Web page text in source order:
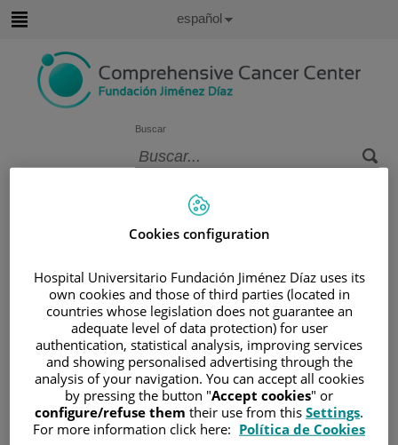
contenido
Buscar
Idioma
Español
ÁREA DEL PACIENTE
INFORMACIÓN Y SOPORTE AL PACIENTE
/
TIPOS DE CÁNCER
ÁREA DE CÁNCER GINECOLÓGICO
/ÚTERO/TRATAMIENTO
Tratamiento
El principal tratamiento para el cáncer de útero es una
cirugía (histerectomía), en la que se extirpa el útero, las
Cookies configuration
Hospital Universitario Fundación Jiménez Díaz uses its
own cookies and those of third parties (located in
countries whose legislation does not guarantee an
adequate level of data protection) for user
authentication, statistical analysis, improving services
and showing personalised advertising through the
analysis of your navigation. You can accept all cookies
by pressing the button "Accept cookies" or
configure/refuse them their use from this Settings.
For more information click here: Política de Cookies